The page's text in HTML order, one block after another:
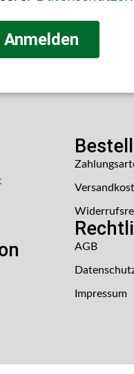
Anmelden
AGB
Impressum